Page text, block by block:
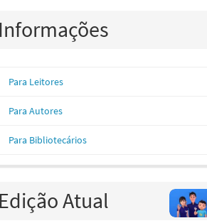
Informações
Para Leitores
Para Autores
Para Bibliotecários
Edição Atual